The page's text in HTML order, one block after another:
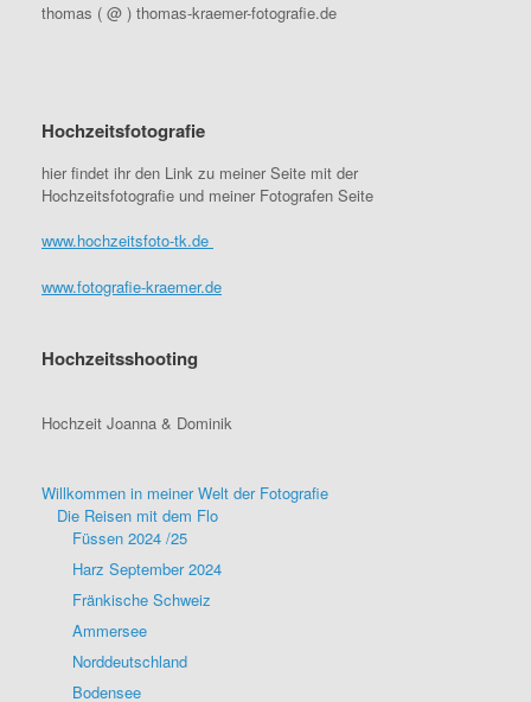
thomas ( @ ) thomas-kraemer-fotografie.de
Hochzeitsfotografie
hier findet ihr den Link zu meiner Seite mit der
Hochzeitsfotografie und meiner Fotografen Seite
www.hochzeitsfoto-tk.de
www.fotografie-kraemer.de
Hochzeitsshooting
Hochzeit Joanna & Dominik
Willkommen in meiner Welt der Fotografie
Die Reisen mit dem Flo
Füssen 2024 /25
Harz September 2024
Fränkische Schweiz
Ammersee
Norddeutschland
Bodensee